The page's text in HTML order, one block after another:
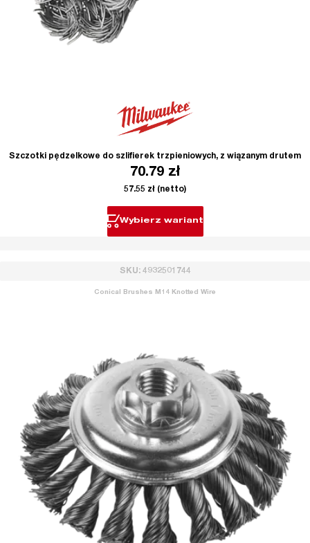
Szczotki pędzelkowe do szlifierek trzpieniowych, z wiązanym drutem
70.79 zł
57.55 zł (netto)
Wybierz wariant
SKU: 4932501744
Conical Brushes M14 Knotted Wire